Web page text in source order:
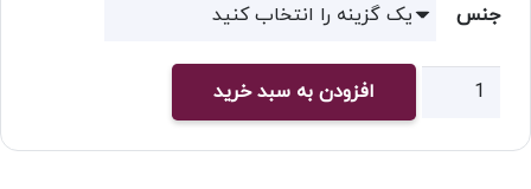
جنس
چاپ
دیواری
افزودن به سبد خرید